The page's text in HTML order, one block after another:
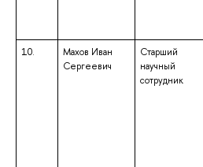
10.
Махов Иван
Сергеевич
Старший
научный
сотрудник